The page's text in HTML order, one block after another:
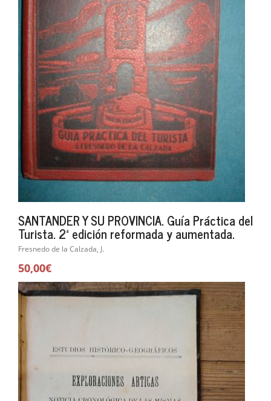
SANTANDER Y SU PROVINCIA. Guía Práctica del
Turista. 2ª edición reformada y aumentada.
Fresnedo de la Calzada, J.
50,00€